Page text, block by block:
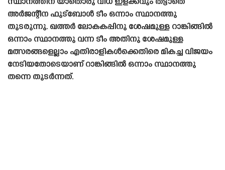
സ്ഥാനത്തിന് യാതൊരു വിധ ഇളക്കവും തട്ടാതെ
അർജന്റീന ഫുട്ബോൾ ടീം ഒന്നാം സ്ഥാനത്തു
തുടരുന്നു. ഖത്തർ ലോകകപ്പിനു ശേഷമുള്ള റാങ്കിങ്ങിൽ
ഒന്നാം സ്ഥാനത്തു വന്ന ടീം അതിനു ശേഷമുള്ള
മത്സരങ്ങളെല്ലാം എതിരാളികൾക്കെതിരെ മികച്ച വിജയം
നേടിയതോടെയാണ് റാങ്കിങ്ങിൽ ഒന്നാം സ്ഥാനത്തു
തന്നെ തുടർന്നത്.